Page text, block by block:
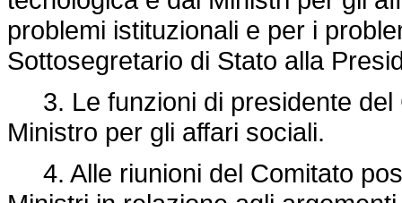
problemi istituzionali e per i
Sottosegretario di Stato alla
3. Le funzioni di presidente del
Ministro per gli affari sociali.
4. Alle riunioni del Comitato